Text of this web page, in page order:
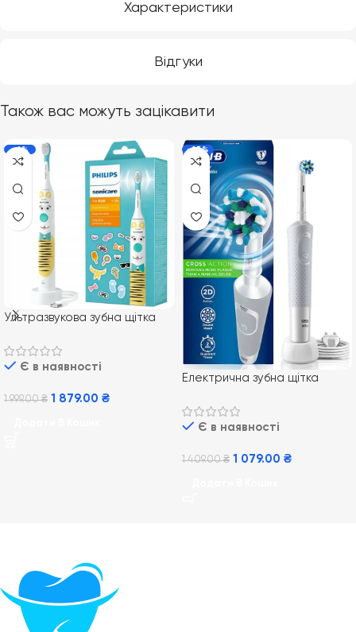
Характеристики
Відгуки
Також вас можуть зацікавити
-6%
Ультразвукова зубна щітка
HX3601/01
Є в наявності
1 999.00₴ 1 879.00 ₴
-23%
Електрична зубна щітка
White CrossAction
Є в наявності
1 409.00₴ 1 079.00 ₴